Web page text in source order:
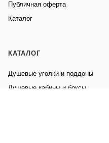
Публичная оферта
Каталог
КАТАЛОГ
Душевые уголки и поддоны
Душевые кабины и боксы